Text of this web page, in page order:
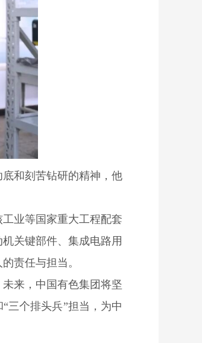
和刻苦钻研的精神，他
业等国家重大工程配套
关键部件、集成电路用
责任与担当。
来，中国有色集团将坚
三个排头兵”担当，为中